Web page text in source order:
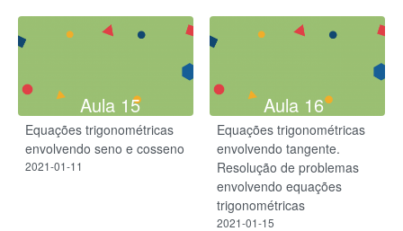
Aula 15
Equações trigonométricas
envolvendo seno e cosseno
2021-01-11
Aula 16
Equações trigonométricas
envolvendo tangente.
Resolução de problemas
envolvendo equações
trigonométricas
2021-01-15